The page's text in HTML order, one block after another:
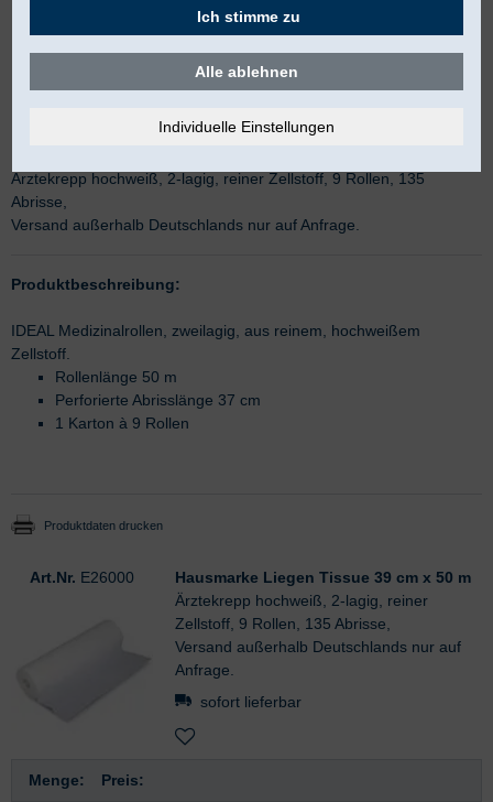
IDEAL Liegen Tissue
Ärztekrepp hochweiß, 2-lagig, reiner Zellstoff, 9 Rollen, 135
Abrisse,
Versand außerhalb Deutschlands nur auf Anfrage.
Produktbeschreibung:
IDEAL Medizinalrollen, zweilagig, aus reinem, hochweißem
Zellstoff.
Rollenlänge 50 m
Perforierte Abrisslänge 37 cm
1 Karton à 9 Rollen
Produktdaten drucken
Art.Nr. E26000
Hausmarke Liegen Tissue 39 cm x 50 m
Ärztekrepp hochweiß, 2-lagig, reiner
Zellstoff, 9 Rollen, 135 Abrisse,
Versand außerhalb Deutschlands nur auf
Anfrage.
sofort lieferbar
Menge: Preis:
Ich stimme zu
Alle ablehnen